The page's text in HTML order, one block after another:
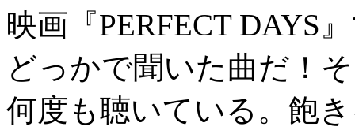
映画『PERFECT DAYS
どっかで聞いた曲だ！
何度も聴いている。飽